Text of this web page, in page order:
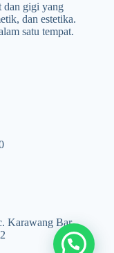
dan gigi yang
dan estetika.
satu tempat.
Karawang Bar.,